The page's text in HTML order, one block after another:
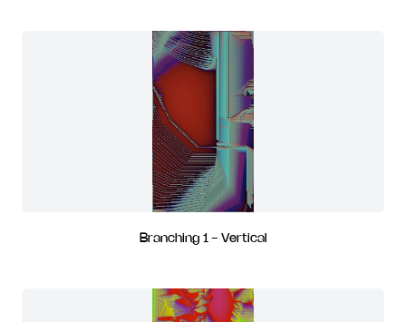
Branching 1 - Vertical